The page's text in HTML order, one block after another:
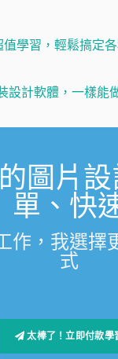
學習，輕鬆搞定
設計軟體，一樣能
圖片
單、快
作，我選擇
式
太棒了！立即付款學